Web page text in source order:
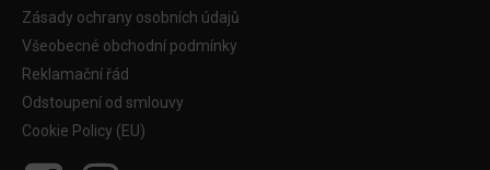
Zásady ochrany osobních údajů
Všeobecné obchodní podmínky
Reklamační řád
Odstoupení od smlouvy
Cookie Policy (EU)